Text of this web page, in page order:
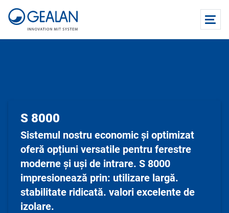
S 8000
Sistemul nostru economic și optimizat
oferă opțiuni versatile pentru ferestre
moderne și uși de intrare. S 8000
impresionează prin: utilizare largă.
stabilitate ridicată. valori excelente de
izolare.